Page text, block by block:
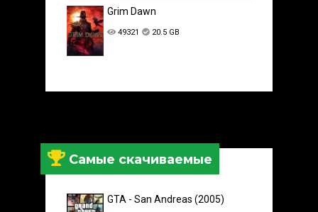
Grim Dawn
49321 20.5 GB
Самые скачиваемые
GTA - San Andreas (2005)